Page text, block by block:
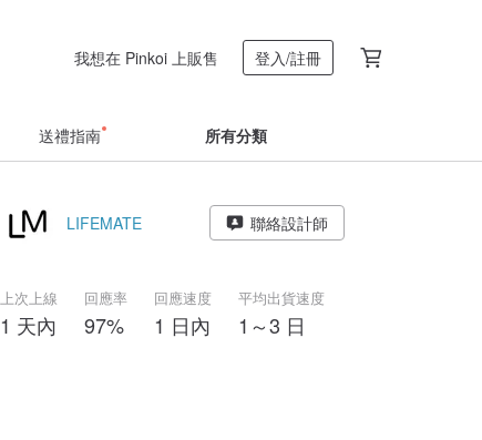
我想在 Pinkoi 上販售 登入/註冊
送禮指南 所有分類
LIFEMATE 聯絡設計師
上次上線
1 天內
回應率
97%
回應速度
1 日內
平均出貨速度
1～3 日